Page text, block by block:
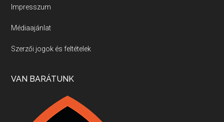
Villány, kékfrankos, Jackfall
Apr 17, 2026 • 00:35:38
Boston, teadélután, bab és homár
Impresszum
Médiaajánlat
Szerzői jogok és feltételek
VAN BARÁTUNK